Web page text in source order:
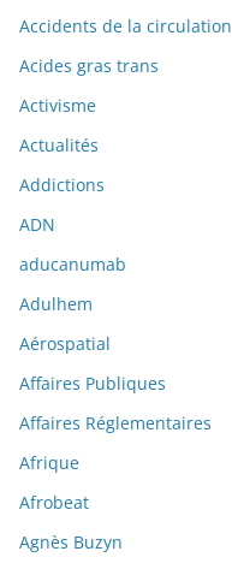
Accidents de la circulation
Acides gras trans
Activisme
Actualités
Addictions
ADN
aducanumab
Adulhem
Aérospatial
Affaires Publiques
Affaires Réglementaires
Afrique
Afrobeat
Agnès Buzyn